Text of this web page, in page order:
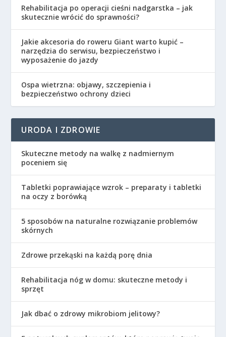
Rehabilitacja po operacji cieśni nadgarstka – jak
skutecznie wrócić do sprawności?
Jakie akcesoria do roweru Giant warto kupić –
narzędzia do serwisu, bezpieczeństwo i
wyposażenie do jazdy
Ospa wietrzna: objawy, szczepienia i
bezpieczeństwo ochrony dzieci
URODA I ZDROWIE
Skuteczne metody na walkę z nadmiernym
poceniem się
Tabletki poprawiające wzrok – preparaty i tabletki
na oczy z borówką
5 sposobów na naturalne rozwiązanie problemów
skórnych
Zdrowe przekąski na każdą porę dnia
Rehabilitacja nóg w domu: skuteczne metody i
sprzęt
Jak dbać o zdrowy mikrobiom jelitowy?